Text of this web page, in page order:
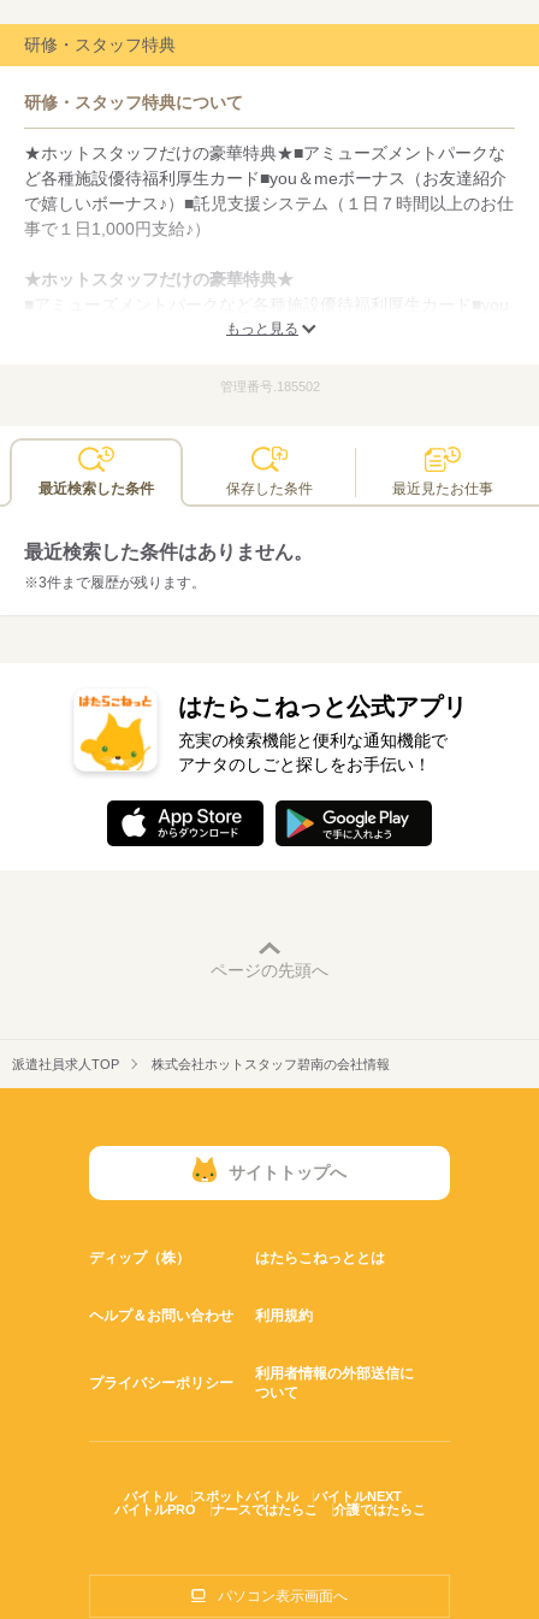
研修・スタッフ特典
研修・スタッフ特典について
★ホットスタッフだけの豪華特典★■アミューズメントパークな
ど各種施設優待福利厚生カード■you＆meボーナス（お友達紹介
で嬉しいボーナス♪）■託児支援システム（１日７時間以上のお仕
事で１日1,000円支給♪）
★ホットスタッフだけの豪華特典★
■アミューズメントパークなど各種施設優待福利厚生カード■you
＆meボーナス（お友達紹介で嬉しいボーナス♪）■託児支援シス
もっと見る
管理番号.185502
最近検索した条件 保存した条件 最近見たお仕事
最近検索した条件はありません。
※3件まで履歴が残ります。
はたらこねっと公式アプリ
充実の検索機能と便利な通知機能で
アナタのしごと探しをお手伝い！
ページの先頭へ
派遣社員求人TOP 株式会社ホットスタッフ碧南の会社情報
サイトトップへ
ディップ（株） はたらこねっととは
ヘルプ＆お問い合わせ 利用規約
プライバシーポリシー
利用者情報の外部送信に
ついて
バイトル スポットバイトル
バイトルNEXT
バイトルPRO
ナースではたらこ 介護ではたらこ
パソコン表示画面へ